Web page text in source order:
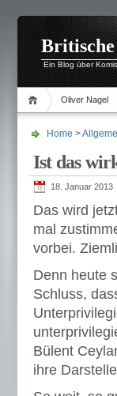
Britische
Ein Blog über
Oliver Nagel
Home >
Ist das
18. Januar 2013
Das wird
mal
vorbei.
Denn heute
Schluss,
Bülent
ihre